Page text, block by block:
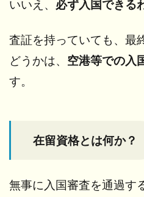
に
談
す
る
い
📩
せ・連絡）
いいえ、 必ず入国できる
査証を持っていても、 最
どうかは、 空港等での入
す。
在留資格とは何か？
無事に入国審査を通過す